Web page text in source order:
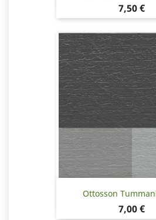
Hinta
7,50 €
Ottosson
Hinta
7,00 €